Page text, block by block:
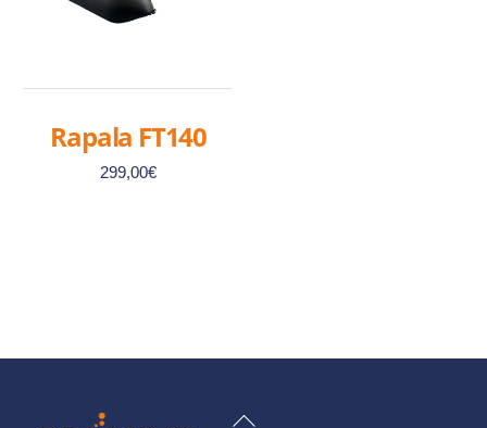
Rapala FT140
299,00€
BACK